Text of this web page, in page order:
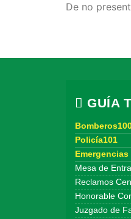
De no
GUÍA
Policía101
Mesa de
Reclamos
Honorable
Juzgado de